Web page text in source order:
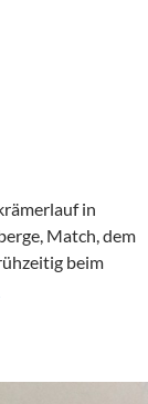
in
Match, dem
beim
Besenwagen